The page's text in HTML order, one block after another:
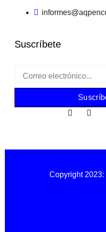
Suscríbete
Copyright